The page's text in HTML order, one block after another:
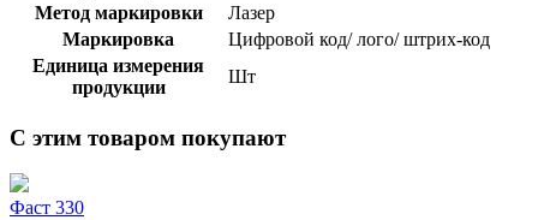
Метод маркировки
Лазер
Маркировка
Цифровой код/ лого/ штрих-код
Единица измерения
продукции
Шт
С этим товаром покупают
Фаст 330